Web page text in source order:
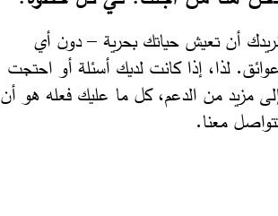
أن تعيش حياتك بحرية – دون أي
عوائق. لذا، إذا كانت لديك أسئلة أو احتجت
مزيد من الدعم، كل ما عليك فعله هو أن
معنا.